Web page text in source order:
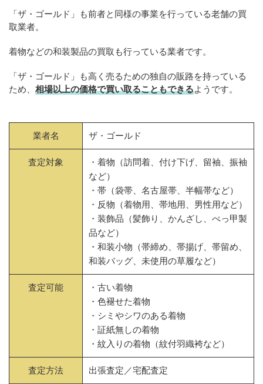
「ザ・ゴールド」も前者と同様の事業を行っている老舗の買
取業者。
着物などの和装製品の買取も行っている業者です。
「ザ・ゴールド」も高く売るための独自の販路を持っている
ため、 相場以上の価格で買い取ることもできるようです。
業者名 ザ・ゴールド
査定対象
・着物（訪問着、付け下げ、留袖、振袖
など）
・帯（袋帯、名古屋帯、半幅帯など）
・反物（着物用、帯地用、男性用など）
・装飾品（髪飾り、かんざし、べっ甲製
品など）
・和装小物（帯締め、帯揚げ、帯留め、
和装バッグ、未使用の草履など）
査定可能
・古い着物
・色褪せた着物
・シミやシワのある着物
・証紙無しの着物
・紋入りの着物（紋付羽織袴など）
査定方法 出張査定／宅配査定